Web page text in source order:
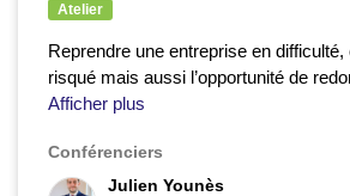
Atelier
Reprendre une entreprise en difficulté,
risqué mais aussi l’opportunité de
reconstruire et de créer de la valeur
leur expérience de reprise : leurs
obstacles rencontrés, les moments de
Afficher plus
Conférenciers
Julien Younès